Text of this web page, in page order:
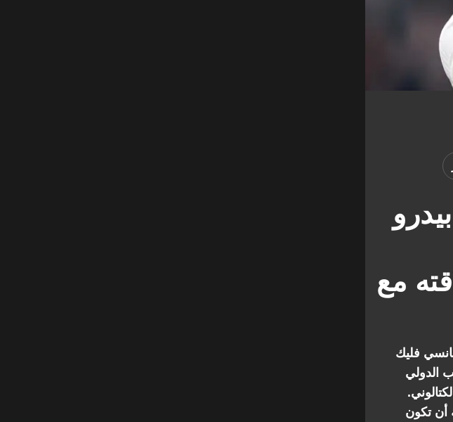
مع
فليك
الدولي
أن تكون